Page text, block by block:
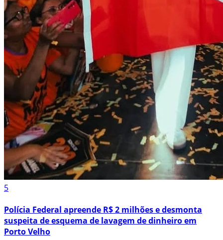
5
Polícia Federal apreende R$ 2 milhões e desmonta
suspeita de esquema de lavagem de dinheiro em
Porto Velho